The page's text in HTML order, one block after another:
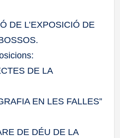
DE L’EXPOSICIÓ DE
DE LA
EN LES FALLES”
DE DÉU DE LA